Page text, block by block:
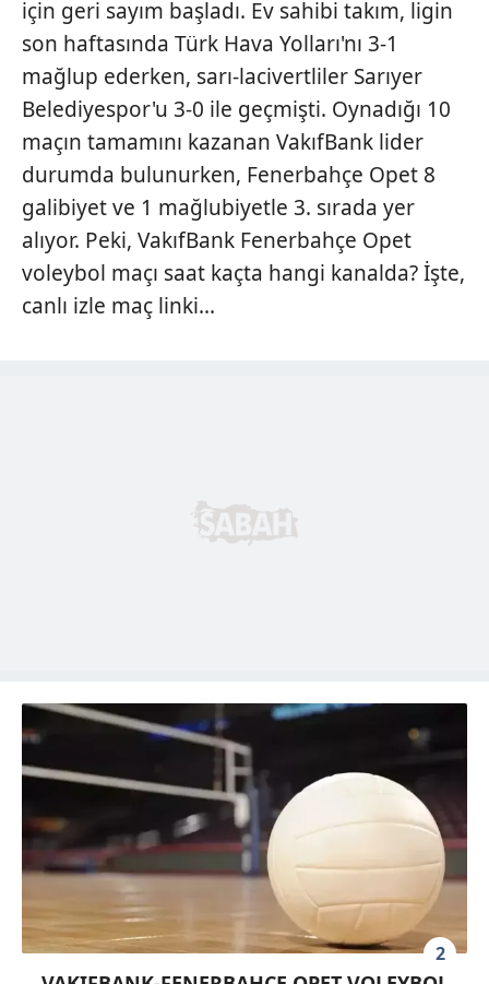
için geri sayım başladı. Ev sahibi takım, ligin
son haftasında Türk Hava Yolları'nı 3-1
mağlup ederken, sarı-lacivertliler Sarıyer
Belediyespor'u 3-0 ile geçmişti. Oynadığı 10
maçın tamamını kazanan VakıfBank lider
durumda bulunurken, Fenerbahçe Opet 8
galibiyet ve 1 mağlubiyetle 3. sırada yer
alıyor. Peki, VakıfBank Fenerbahçe Opet
voleybol maçı saat kaçta hangi kanalda? İşte,
canlı izle maç linki...
2